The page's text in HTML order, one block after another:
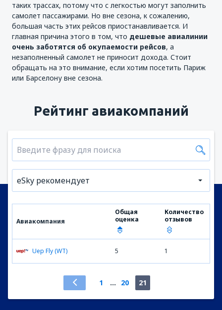
таких трассах, потому что с легкостью могут заполнить
самолет пассажирами. Но вне сезона, к сожалению,
большая часть этих рейсов приостанавливается. И
главная причина этого в том, что дешевые авиалинии
очень заботятся об окупаемости рейсов, а
незаполненный самолет не приносит дохода. Стоит
обращать на это внимание, если хотим посетить Париж
или Барселону вне сезона.
Рейтинг авиакомпаний
eSky рекомендует
Авиакомпания
Общая
оценка
Количество
отзывов
Uep Fly (WT) 5 1
1 ... 20 21